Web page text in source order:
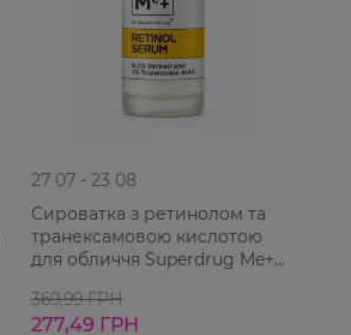
27 07 - 23 08
Сироватка з ретинолом та
транексамовою кислотою
для обличчя Superdrug Me+
369,99 ГРН
277,49 ГРН